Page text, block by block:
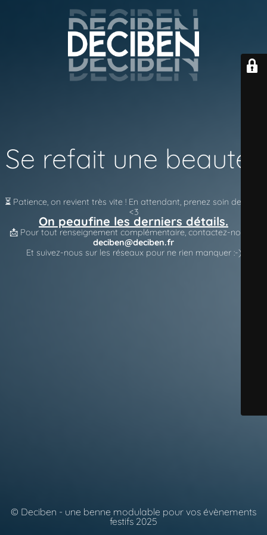
Se refait une beauté !
⏳ Patience, on revient très vite ! En attendant, prenez soin de vous
<3
On peaufine les derniers détails.
📩 Pour tout renseignement complémentaire, contactez-nous à
deciben@deciben.fr
Et suivez-nous sur les réseaux pour ne rien manquer :-)
© Deciben - une benne modulable pour vos évènements
festifs 2025